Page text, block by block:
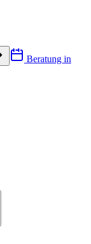
Beratung in